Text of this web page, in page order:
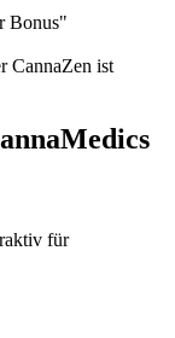
Bonus"
CannaZen ist
für